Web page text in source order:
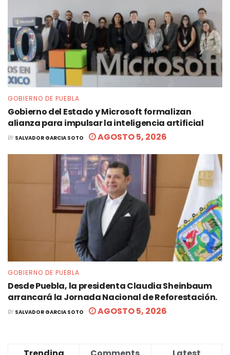
GOBIERNO DE PUEBLA
Gobierno del Estado y Microsoft formalizan
alianza para impulsar la inteligencia artificial
BY SALVADOR GARCIA SOTO AGOSTO 5, 2026
GOBIERNO DE PUEBLA
Desde Puebla, la presidenta Claudia Sheinbaum
arrancará la Jornada Nacional de Reforestación.
BY SALVADOR GARCIA SOTO AGOSTO 5, 2026